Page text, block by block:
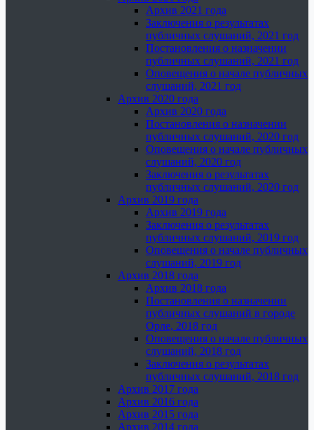
Архив 2021 года
Заключения о результатах
публичных слушаний, 2021 год
Постановления о назначении
публичных слушаний, 2021 год
Оповещения о начале публичных
слушаний, 2021 год
Архив 2020 года
Архив 2020 года
Постановления о назначении
публичных слушаний, 2020 год
Оповещения о начале публичных
слушаний, 2020 год
Заключения о результатах
публичных слушаний, 2020 год
Архив 2019 года
Архив 2019 года
Заключения о результатах
публичных слушаний, 2019 год
Оповещения о начале публичных
слушаний, 2019 год
Архив 2018 года
Архив 2018 года
Постановления о назначении
публичных слушаний в городе
Орле, 2018 год
Оповещения о начале публичных
слушаний, 2018 год
Заключения о результатах
публичных слушаний, 2018 год
Архив 2017 года
Архив 2016 года
Архив 2015 года
Архив 2014 года